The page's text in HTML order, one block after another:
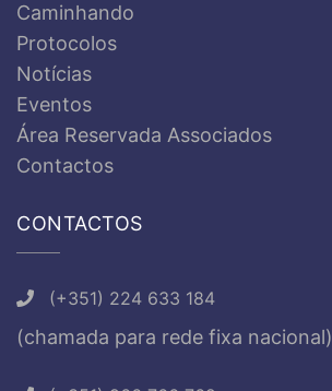
Caminhando
Protocolos
Notícias
Eventos
Área Reservada Associados
Contactos
CONTACTOS
(+351) 224 633 184
(chamada para rede fixa nacional)